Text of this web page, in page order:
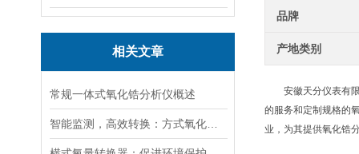
相关文章
常规一体式氧化锆分析仪概述
品牌
产地类别
安徽天分仪表有限
的服务和定制规格的
业，为其提供氧化锆